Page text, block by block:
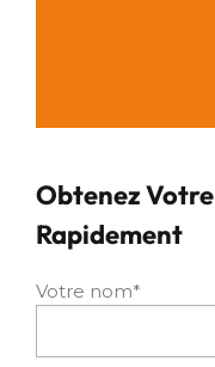
Obtenez Votre
Rapidement
Votre nom*